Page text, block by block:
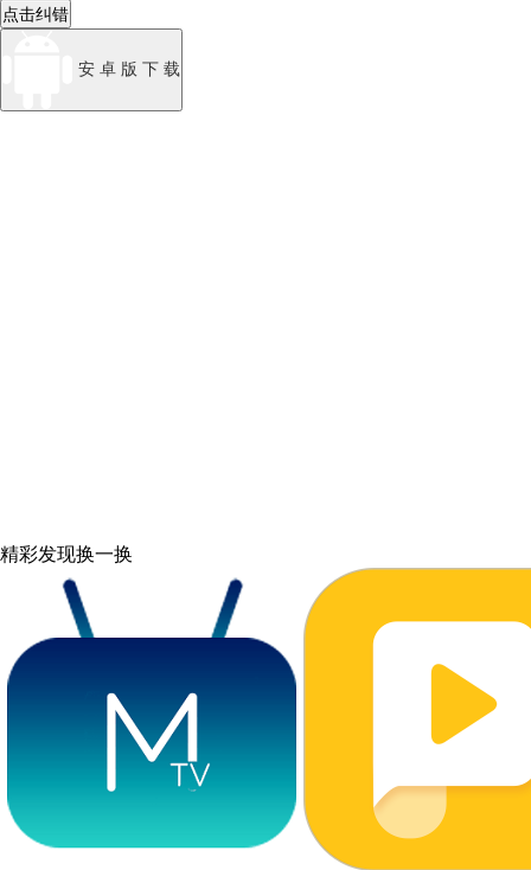
点击纠错
安 卓 版 下 载
精彩发现换一换